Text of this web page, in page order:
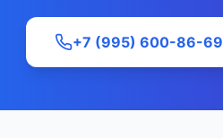
+7 (995) 600-86-69